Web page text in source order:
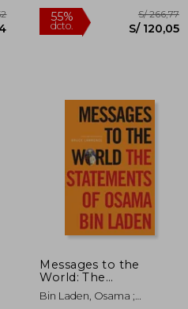
S/ 230,52 55%
Messages to the
World: The
Statements of Osama
Bin Laden (en Inglés)
Bin Laden, Osama ;